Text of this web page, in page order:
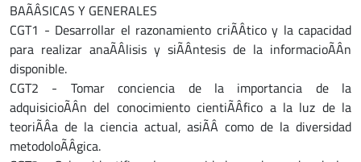
BAÃÂSICAS Y GENERALES
CGT1 - Desarrollar el razonamiento criÃÂtico y la capacidad
para realizar anaÃÂlisis y siÃÂntesis de la informacioÃÂn
disponible.
CGT2 - Tomar conciencia de la importancia de la
adquisicioÃÂn del conocimiento cientiÃÂfico a la luz de la
teoriÃÂa de la ciencia actual, asiÃÂ como de la diversidad
metodoloÃÂgica.